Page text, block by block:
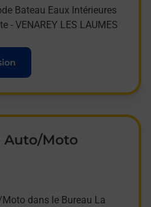
Bateau Eaux Intérieures
- VENAREY LES LAUMES
Auto/Moto
dans le Bureau La